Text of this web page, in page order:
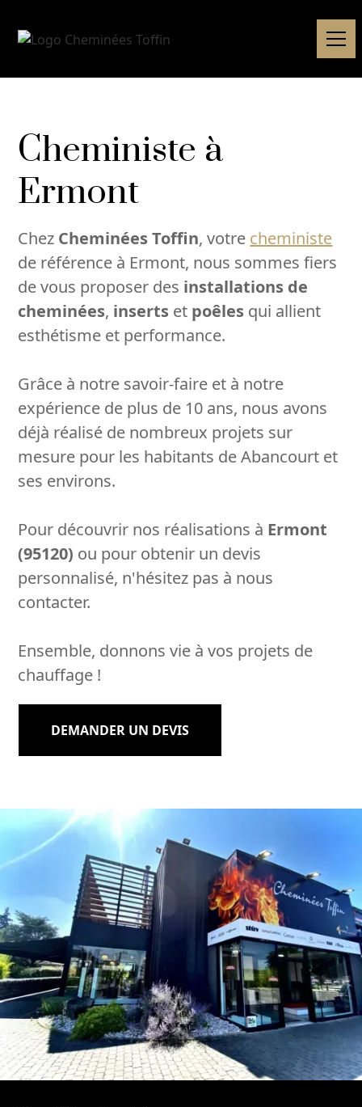
Cheministe à
Ermont
Chez Cheminées Toffin, votre cheministe
de référence à Ermont, nous sommes fiers
de vous proposer des installations de
cheminées, inserts et poêles qui allient
esthétisme et performance.
Grâce à notre savoir-faire et à notre
expérience de plus de 10 ans, nous avons
déjà réalisé de nombreux projets sur
mesure pour les habitants de Abancourt et
ses environs.
Pour découvrir nos réalisations à Ermont
(95120) ou pour obtenir un devis
personnalisé, n'hésitez pas à nous
contacter.
Ensemble, donnons vie à vos projets de
chauffage !
DEMANDER UN DEVIS